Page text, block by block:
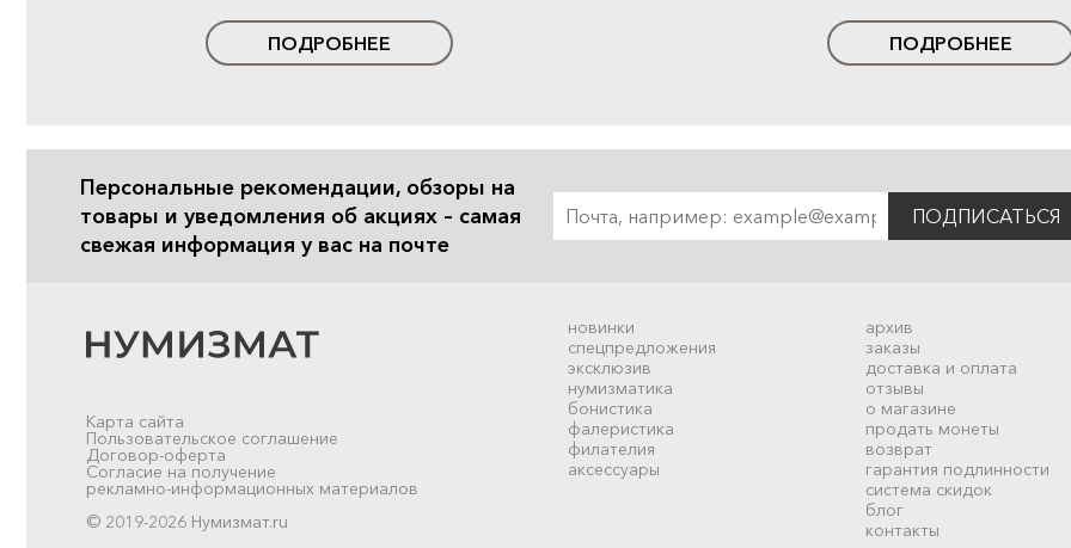
ПОДРОБНЕЕ ПОДРОБНЕЕ
Персональные рекомендации, обзоры на
товары и уведомления об акциях – самая
свежая информация у вас на почте
ПОДПИСАТЬСЯ
новинки
спецпредложения
эксклюзив
нумизматика
бонистика
фалеристика
филателия
аксессуары
архив
заказы
доставка и оплата
отзывы
о магазине
продать монеты
возврат
гарантия подлинности
система скидок
блог
контакты
Карта сайта
Пользовательское соглашение
Договор-оферта
Согласие на получение
рекламно-информационных материалов
© 2019-2026 Нумизмат.ru